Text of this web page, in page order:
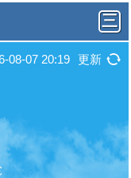
08-07 20:19 更新